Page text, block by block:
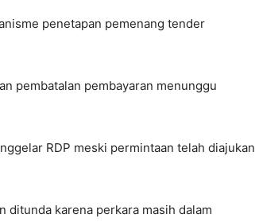
penetapan pemenang tender
pembatalan pembayaran menunggu
RDP meski permintaan telah diajukan
ditunda karena perkara masih dalam